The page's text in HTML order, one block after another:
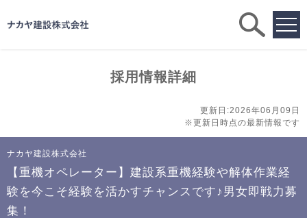
採用情報詳細
更新日:2026年06月09日
※更新日時点の最新情報です
ナカヤ建設株式会社
【重機オペレーター】建設系重機経験や解体作業経
験を今こそ経験を活かすチャンスです♪男女即戦力募
集！